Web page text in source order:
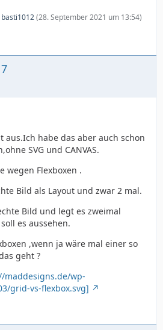
basti1012(28. September 2021 um 13:54)
aus.Ich habe das aber auch schon
SVG und CANVAS.
wegen Flexboxen .
Bild als Layout und zwar 2 mal.
Bild und legt es zweimal
es aussehen.
,wenn ja wäre mal einer so
geht ?
maddesigns.de/wp-
grid-vs-flexbox.svg]